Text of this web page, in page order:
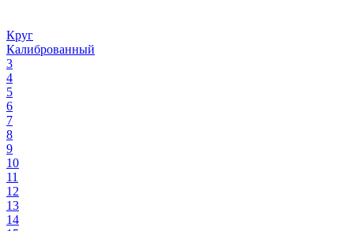
Круг
Калиброванный
3
4
5
6
7
8
9
10
11
12
13
14